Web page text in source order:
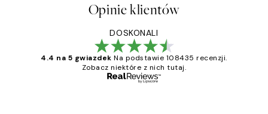
Opinie klientów
DOSKONALI
4.4 na 5 gwiazdek Na podstawie 108435 recenzji.
Zobacz niektóre z nich tutaj.